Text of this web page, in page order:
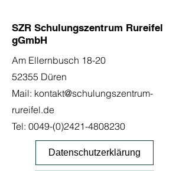
SZR Schulungszentrum Rureifel
gGmbH
Am Ellernbusch 18-20
52355 Düren
Mail: kontakt@schulungszentrum-
rureifel.de
Tel: 0049-(0)2421-4808230
Datenschutzerklärung